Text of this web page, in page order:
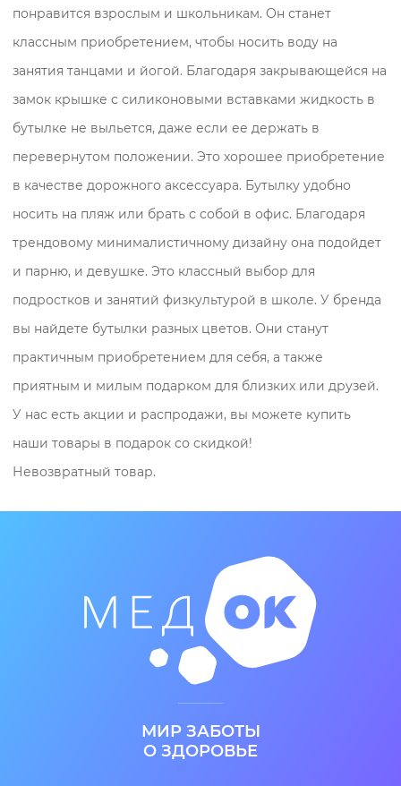
понравится взрослым и школьникам. Он станет
классным приобретением, чтобы носить воду на
занятия танцами и йогой. Благодаря закрывающейся на
замок крышке с силиконовыми вставками жидкость в
бутылке не выльется, даже если ее держать в
перевернутом положении. Это хорошее приобретение
в качестве дорожного аксессуара. Бутылку удобно
носить на пляж или брать с собой в офис. Благодаря
трендовому минималистичному дизайну она подойдет
и парню, и девушке. Это классный выбор для
подростков и занятий физкультурой в школе. У бренда
вы найдете бутылки разных цветов. Они станут
практичным приобретением для себя, а также
приятным и милым подарком для близких или друзей.
У нас есть акции и распродажи, вы можете купить
наши товары в подарок со скидкой!
Невозвратный товар.
МИР ЗАБОТЫ
О ЗДОРОВЬЕ